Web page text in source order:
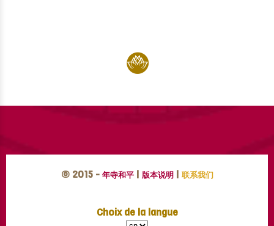
© 2015 - 年寺和平 | 版本说明 | 联系我们
Choix de la langue